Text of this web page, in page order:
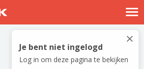
Nostalgische verhalen
Log in
Meld je gratis aan
×
Je bent niet ingelogd
Log in om deze pagina te bekijken